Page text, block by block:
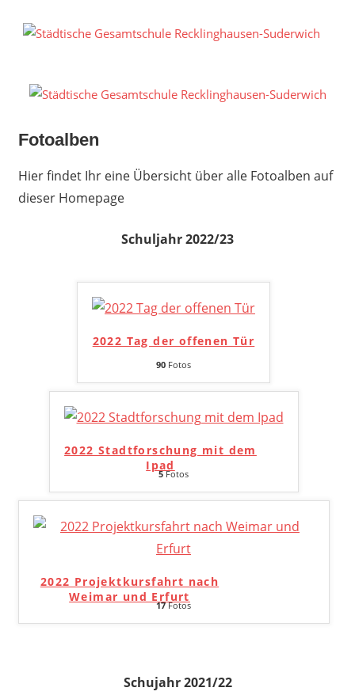
Inhalt
Fotoalben
Hier findet Ihr eine Übersicht über alle Fotoalben auf
dieser Homepage
Schuljahr 2022/23
2022 Tag der offenen Tür
90 Fotos
2022 Stadtforschung mit dem
Ipad
5Fotos
2022 Projektkursfahrt nach
Weimar und Erfurt
17Fotos
Schujahr 2021/22